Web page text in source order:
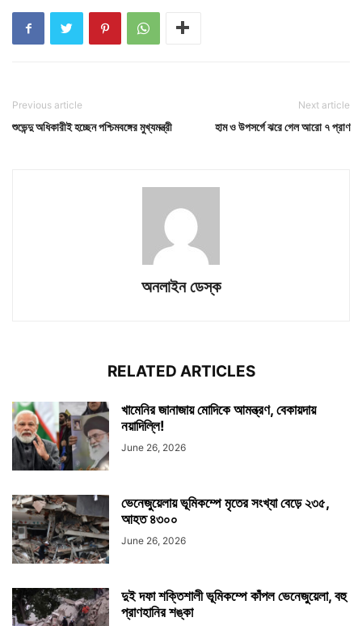
Previous article
শুভেন্দু অধিকারীই হচ্ছেন পশ্চিমবঙ্গের মুখ্যমন্ত্রী
Next article
হাম ও উপসর্গে ঝরে গেল আরো ৭ প্রাণ
অনলাইন ডেস্ক
RELATED ARTICLES
খামেনির জানাজায় মোদিকে আমন্ত্রণ, বেকায়দায়
নয়াদিল্লি!
June 26, 2026
ভেনেজুয়েলায় ভূমিকম্পে মৃতের সংখ্যা বেড়ে ২৩৫,
আহত ৪৩০০
June 26, 2026
দুই দফা শক্তিশালী ভূমিকম্পে কাঁপল ভেনেজুয়েলা, বহু
প্রাণহানির শঙ্কা